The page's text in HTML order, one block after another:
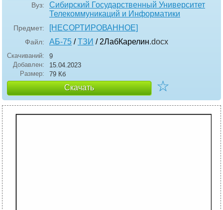
Вуз:
Сибирский Государственный Университет
Телекоммуникаций и Информатики
Предмет: [НЕСОРТИРОВАННОЕ]
Файл: АБ-75 /ТЗИ / 2ЛабКарелин.docx
Скачиваний:
9
Добавлен:
15.04.2023
Размер:
79 Кб
Скачать ☆